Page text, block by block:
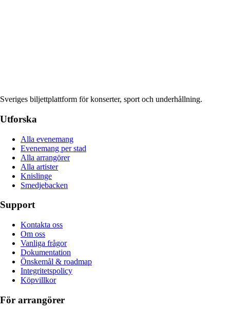
Sveriges biljettplattform för konserter, sport och underhållning.
Utforska
Alla evenemang
Evenemang per stad
Alla arrangörer
Alla artister
Knislinge
Smedjebacken
Support
Kontakta oss
Om oss
Vanliga frågor
Dokumentation
Önskemål & roadmap
Integritetspolicy
Köpvillkor
För arrangörer